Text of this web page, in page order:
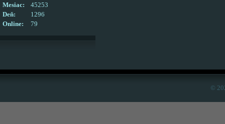
Online: 79
Mesiac:
45253
Deň:
1296
©